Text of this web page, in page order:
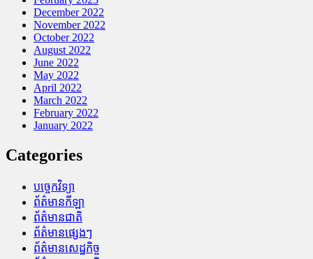
December 2022
November 2022
October 2022
August 2022
June 2022
May 2022
April 2022
March 2022
February 2022
January 2022
Categories
បច្ចេកវិទ្យា
ព័ត៌មានកីឡា
ព័ត៌មានជាតិ
ព័ត៌មានផ្សេងៗ
ព័ត៌មានសេដ្ឋកិច្ច